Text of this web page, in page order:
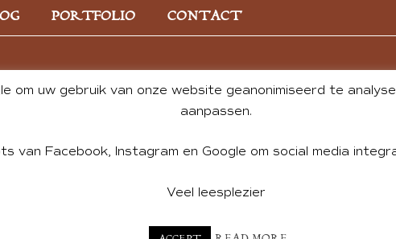
PORTFOLIO CONTACT
BY ANDREA DE GROOT. WEBSITE DESIGN BY
om uw gebruik van onze website geanonimiseerd te
aanpassen.
van Facebook, Instagram en Google om social media
Veel leesplezier